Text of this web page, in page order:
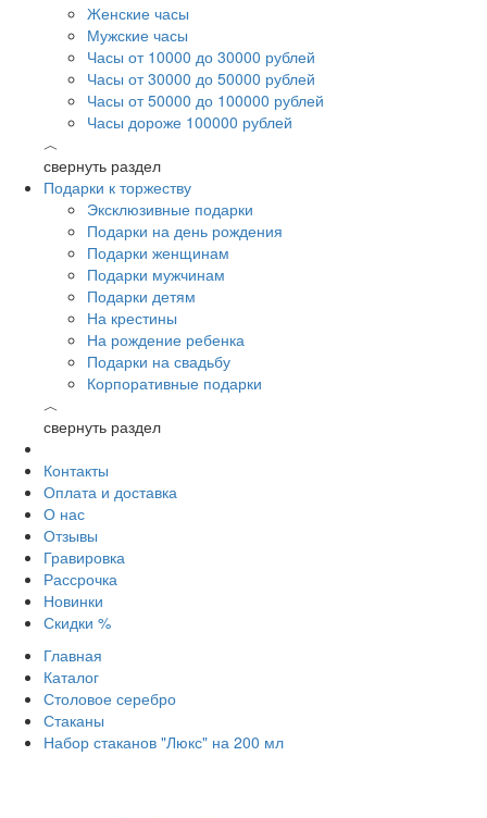
Женские часы
Мужские часы
Часы от 10000 до 30000 рублей
Часы от 30000 до 50000 рублей
Часы от 50000 до 100000 рублей
Часы дороже 100000 рублей
︿
свернуть раздел
Подарки к торжеству
Эксклюзивные подарки
Подарки на день рождения
Подарки женщинам
Подарки мужчинам
Подарки детям
На крестины
На рождение ребенка
Подарки на свадьбу
Корпоративные подарки
︿
свернуть раздел
Контакты
Оплата и доставка
О нас
Отзывы
Гравировка
Рассрочка
Новинки
Скидки %
Главная
Каталог
Столовое серебро
Стаканы
Набор стаканов "Люкс" на 200 мл